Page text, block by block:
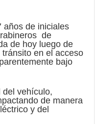
años de iniciales
de
de hoy luego de
en el acceso
bajo
del vehículo,
de manera
y del